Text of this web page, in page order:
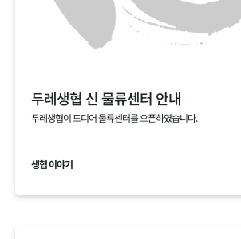
두레생협 신 물류센터 안내
두레생협이 드디어 물류센터를 오픈하였습니다.
생협 이야기